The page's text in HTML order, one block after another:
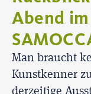
Abend
Man braucht
Kunstkenner
derzeitige